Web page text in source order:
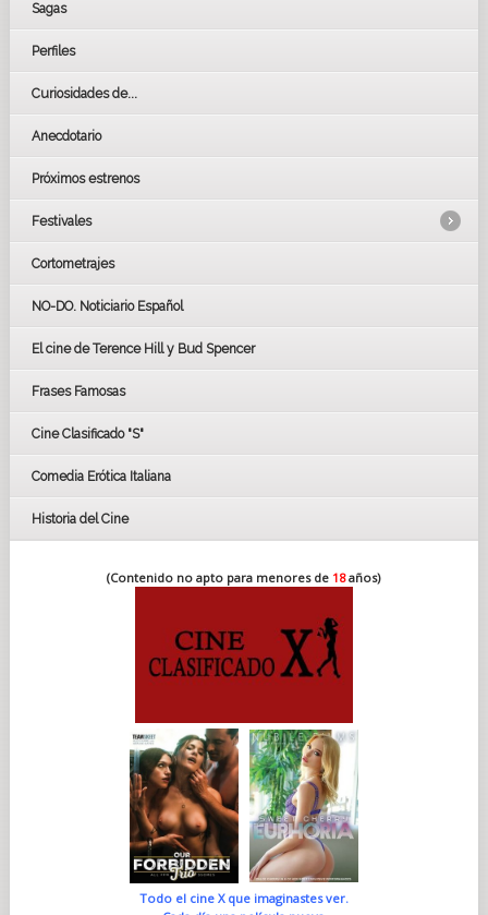
Sagas
Perfiles
Curiosidades de...
Anecdotario
Próximos estrenos
Festivales
LOS OSCARS
GOYAS
BAFTA
Cortometrajes
NO-DO. Noticiario Español
El cine de Terence Hill y Bud Spencer
Frases Famosas
Cine Clasificado "S"
Comedia Erótica Italiana
Historia del Cine
(Contenido no apto para menores de 18años)
Todo el cine X que imaginastes ver.